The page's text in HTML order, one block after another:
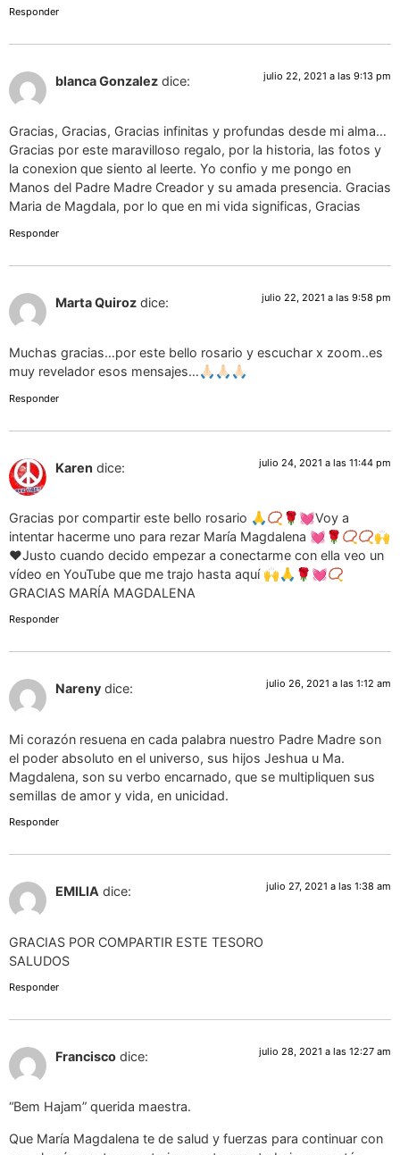
Responder
blanca Gonzalez dice: julio 22, 2021 a las 9:13 pm
Gracias, Gracias, Gracias infinitas y profundas desde mi alma…
Gracias por este maravilloso regalo, por la historia, las fotos y
la conexion que siento al leerte. Yo confio y me pongo en
Manos del Padre Madre Creador y su amada presencia. Gracias
Maria de Magdala, por lo que en mi vida significas, Gracias
Responder
Marta Quiroz dice: julio 22, 2021 a las 9:58 pm
Muchas gracias…por este bello rosario y escuchar x zoom..es
muy revelador esos mensajes…🙏🏻🙏🏻🙏🏻
Responder
Karen dice: julio 24, 2021 a las 11:44 pm
Gracias por compartir este bello rosario 🙏📿🌹💓Voy a
intentar hacerme uno para rezar María Magdalena 💓🌹📿📿🙌
♥Justo cuando decido empezar a conectarme con ella veo un
vídeo en YouTube que me trajo hasta aquí 🙌🙏🌹💓📿
GRACIAS MARÍA MAGDALENA
Responder
Nareny dice: julio 26, 2021 a las 1:12 am
Mi corazón resuena en cada palabra nuestro Padre Madre son
el poder absoluto en el universo, sus hijos Jeshua u Ma.
Magdalena, son su verbo encarnado, que se multipliquen sus
semillas de amor y vida, en unicidad.
Responder
EMILIA dice: julio 27, 2021 a las 1:38 am
GRACIAS POR COMPARTIR ESTE TESORO
SALUDOS
Responder
Francisco dice: julio 28, 2021 a las 12:27 am
“Bem Hajam” querida maestra.
Que María Magdalena te de salud y fuerzas para continuar con